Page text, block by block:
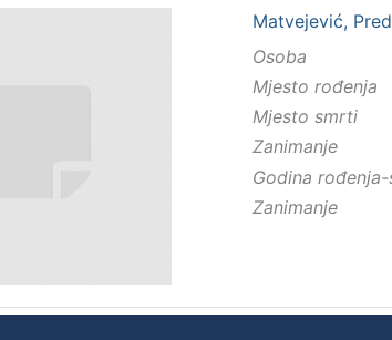
Matvejević,
Osoba
Mjesto rođenja
Mjesto smrti
Zanimanje
Godina
Zanimanje